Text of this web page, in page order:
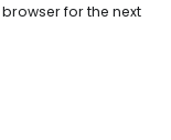
for the next